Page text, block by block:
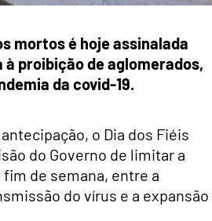
mortos é hoje assinalada
proibição de aglomerados,
da covid-19.
o Dia dos Fiéis
do Governo de limitar a
de semana, entre a
do vírus e a expansão